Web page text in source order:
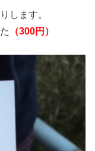
します。
（300円）